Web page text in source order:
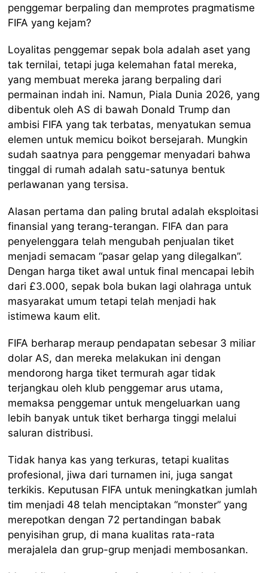
penggemar berpaling dan memprotes pragmatisme
FIFA yang kejam?
Loyalitas penggemar sepak bola adalah aset yang
tak ternilai, tetapi juga kelemahan fatal mereka,
yang membuat mereka jarang berpaling dari
permainan indah ini. Namun, Piala Dunia 2026, yang
dibentuk oleh AS di bawah Donald Trump dan
ambisi FIFA yang tak terbatas, menyatukan semua
elemen untuk memicu boikot bersejarah. Mungkin
sudah saatnya para penggemar menyadari bahwa
tinggal di rumah adalah satu-satunya bentuk
perlawanan yang tersisa.
Alasan pertama dan paling brutal adalah eksploitasi
finansial yang terang-terangan. FIFA dan para
penyelenggara telah mengubah penjualan tiket
menjadi semacam “pasar gelap yang dilegalkan”.
Dengan harga tiket awal untuk final mencapai lebih
dari £3.000, sepak bola bukan lagi olahraga untuk
masyarakat umum tetapi telah menjadi hak
istimewa kaum elit.
FIFA berharap meraup pendapatan sebesar 3 miliar
dolar AS, dan mereka melakukan ini dengan
mendorong harga tiket termurah agar tidak
terjangkau oleh klub penggemar arus utama,
memaksa penggemar untuk mengeluarkan uang
lebih banyak untuk tiket berharga tinggi melalui
saluran distribusi.
Tidak hanya kas yang terkuras, tetapi kualitas
profesional, jiwa dari turnamen ini, juga sangat
terkikis. Keputusan FIFA untuk meningkatkan jumlah
tim menjadi 48 telah menciptakan “monster” yang
merepotkan dengan 72 pertandingan babak
penyisihan grup, di mana kualitas rata-rata
merajalela dan grup-grup menjadi membosankan.